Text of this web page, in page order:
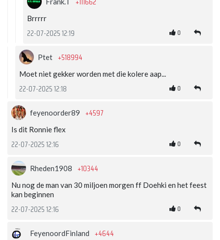
Brrrrr
22-07-2025 12:19 0
Ptet +518994
Moet niet gekker worden met die kolere aap...
22-07-2025 12:18 0
feyenoorder89 +4597
Is dit Ronnie flex
22-07-2025 12:16 0
Rheden1908 +10344
Nu nog de man van 30 miljoen morgen ff Doehki en het feest
kan beginnen
22-07-2025 12:16 0
FeyenoordFinland +4644